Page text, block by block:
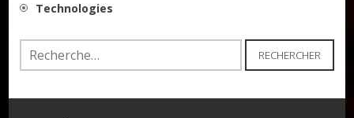
Technologies
Rechercher :